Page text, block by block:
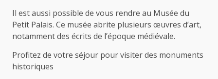
Il est aussi possible de vous rendre au Musée du
Petit Palais. Ce musée abrite plusieurs œuvres d’art,
notamment des écrits de l’époque médiévale.
Profitez de votre séjour pour visiter des monuments
historiques